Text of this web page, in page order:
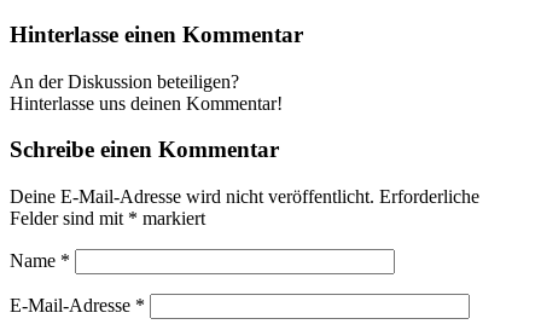
Hinterlasse einen Kommentar
An der Diskussion beteiligen?
Hinterlasse uns deinen Kommentar!
Schreibe einen Kommentar
Deine E-Mail-Adresse wird nicht veröffentlicht. Erforderliche
Felder sind mit * markiert
Name *
E-Mail-Adresse *